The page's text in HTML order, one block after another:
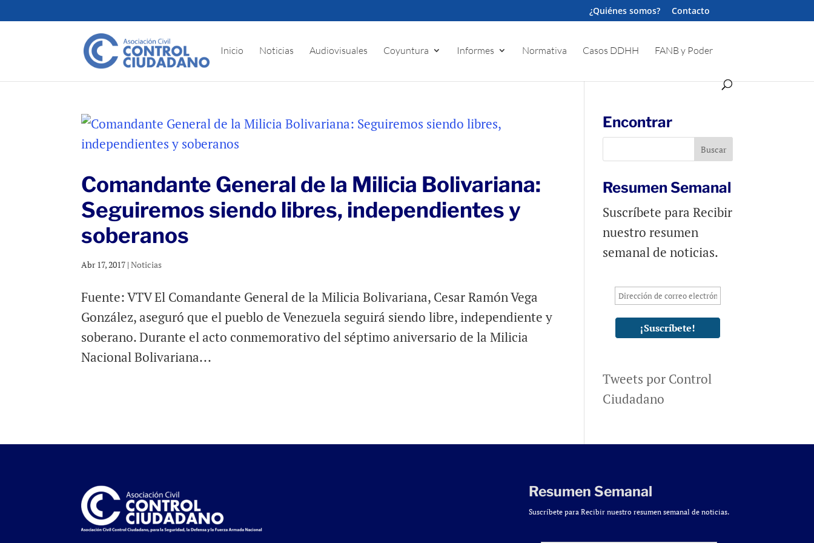
¿Quiénes somos? Contacto
Inicio Noticias Audiovisuales Coyuntura Informes Normativa Casos DDHH FANB y Poder
Comandante General de la Milicia Bolivariana:
Seguiremos siendo libres, independientes y
soberanos
Abr 17, 2017 |Noticias
Fuente: VTV El Comandante General de la Milicia Bolivariana, Cesar Ramón Vega
González, aseguró que el pueblo de Venezuela seguirá siendo libre, independiente y
soberano. Durante el acto conmemorativo del séptimo aniversario de la Milicia
Nacional Bolivariana...
Encontrar
Resumen Semanal
Suscríbete para Recibir
nuestro resumen
semanal de noticias.
Tweets por Control
Ciudadano
Resumen Semanal
Suscríbete para Recibir nuestro resumen semanal de noticias.